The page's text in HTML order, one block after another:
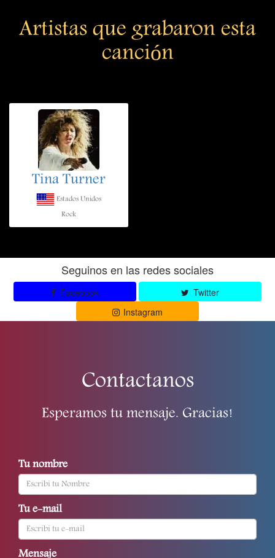
Artistas que grabaron esta
canción
Tina Turner
Estados Unidos
Rock
Seguinos en las redes sociales
Facebook
Twitter
Instagram
Contactanos
Esperamos tu mensaje. Gracias!
Tu nombre
Tu e-mail
Mensaje